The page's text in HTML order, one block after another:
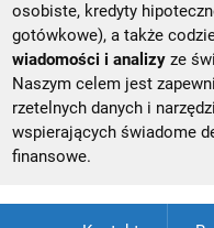
osobiste, kredyty
gotówkowe), a także
wiadomości i analizy ze
Naszym celem jest
rzetelnych danych i narzędzi
wspierających świadome
finansowe.